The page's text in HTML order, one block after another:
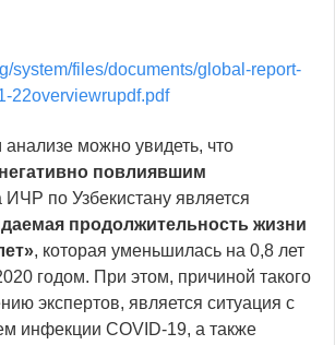
system/files/documents/global-report-
22overviewrupdf.pdf
можно увидеть, что
повлиявшим
ИЧР по Узбекистану является
продолжительность жизни
, которая уменьшилась на 0,8 лет
годом. При этом, причиной такого
экспертов, является ситуация с
инфекции COVID-19, а также